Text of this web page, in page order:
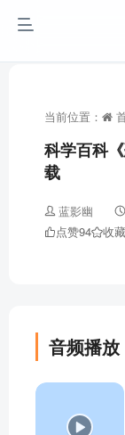
当前位置：
科学百科
载
蓝影幽
点赞94 收藏
音频播放